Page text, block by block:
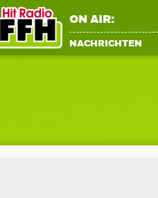
ON AIR:
NACHRICHTEN